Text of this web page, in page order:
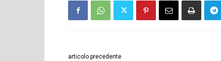
articolo precedente